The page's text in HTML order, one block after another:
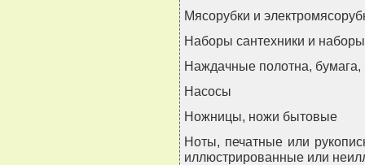
Мясорубки и
Наборы сантехники и
Наждачные полотна, бумага,
Насосы
Ножницы, ножи бытовые
Ноты, печатные или
иллюстрированные или